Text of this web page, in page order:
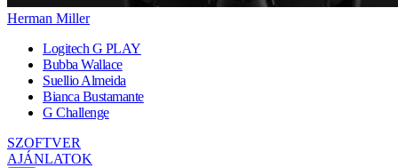
Herman Miller
Logitech G PLAY
Bubba Wallace
Suellio Almeida
Bianca Bustamante
G Challenge
SZOFTVER
AJÁNLATOK